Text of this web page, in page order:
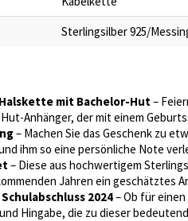
Sterlingsilber 925/
mit Bachelor-Hut–
Anhänger, der mit einem
– Machen Sie das Geschenk zu
ihm so eine persönliche Note
– Diese aus hochwertigem
Jahren ein geschätztes
2024– Ob für
Hingabe, die zu dieser